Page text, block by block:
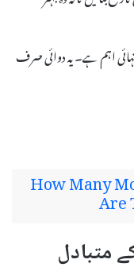
اہم ہے۔ یہ دوائی صرف
How Many
Are